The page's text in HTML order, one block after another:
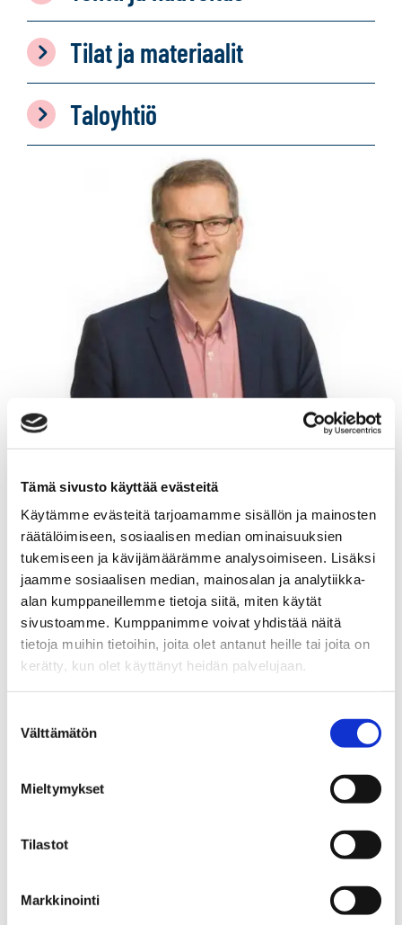
Tämä sivusto käyttää evästeitä
Käytämme evästeitä tarjoamamme sisällön ja mainosten
räätälöimiseen, sosiaalisen median ominaisuuksien
tukemiseen ja kävijämäärämme analysoimiseen. Lisäksi
jaamme sosiaalisen median, mainosalan ja analytiikka-
alan kumppaneillemme tietoja siitä, miten käytät
sivustoamme. Kumppanimme voivat yhdistää näitä
tietoja muihin tietoihin, joita olet antanut heille tai joita on
kerätty, kun olet käyttänyt heidän palvelujaan.
valinta
Välttämätön
Mieltymykset
Tilastot
Markkinointi
Tilat ja materiaalit
Taloyhtiö
JUHA-PEKKA PENTTILÄ
Sp-Koti Turku | Välitysliike Turku Oy LKV , 2565189-7
juha-pekka.penttila@spkoti.fi